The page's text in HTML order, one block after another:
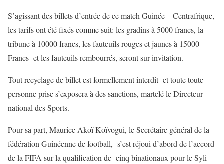
S’agissant des billets d’entrée de ce match Guinée – Centrafrique,
les tarifs ont été fixés comme suit: les gradins à 5000 francs, la
tribune à 10000 francs, les fauteuils rouges et jaunes à 15000
Francs et les fauteuils rembourrés, seront sur invitation.
Tout recyclage de billet est formellement interdit et toute toute
personne prise s’exposera à des sanctions, martelé le Directeur
national des Sports.
Pour sa part, Maurice Akoï Koïvogui, le Secrétaire général de la
fédération Guinéenne de football, s’est réjoui d’abord de l’accord
de la FIFA sur la qualification de cinq binationaux pour le Syli